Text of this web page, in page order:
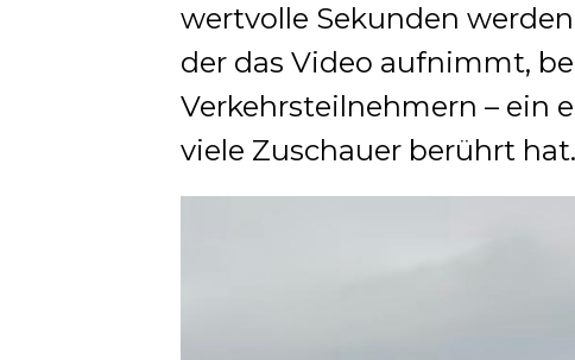
wertvolle Sekunden
der das Video aufnimmt,
Verkehrsteilnehmern – ein
viele Zuschauer berührt hat.